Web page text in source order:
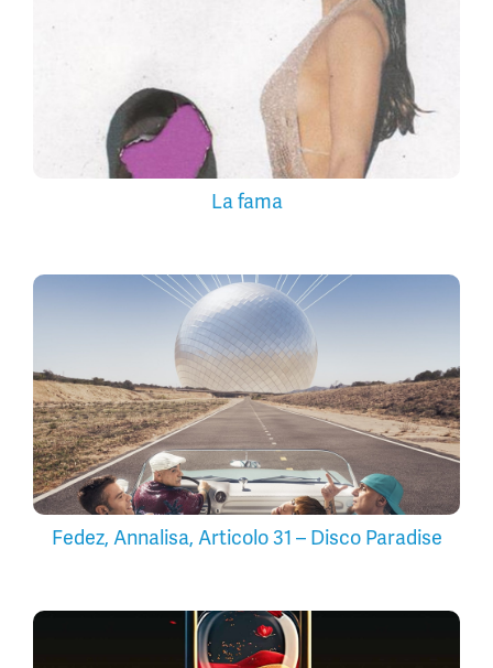
La fama
Fedez, Annalisa, Articolo 31 – Disco Paradise